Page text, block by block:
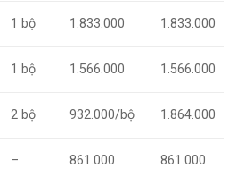
1 bộ 1.833.000 1.833.000
1 bộ 1.566.000 1.566.000
2 bộ 932.000/bộ 1.864.000
– 861.000 861.000